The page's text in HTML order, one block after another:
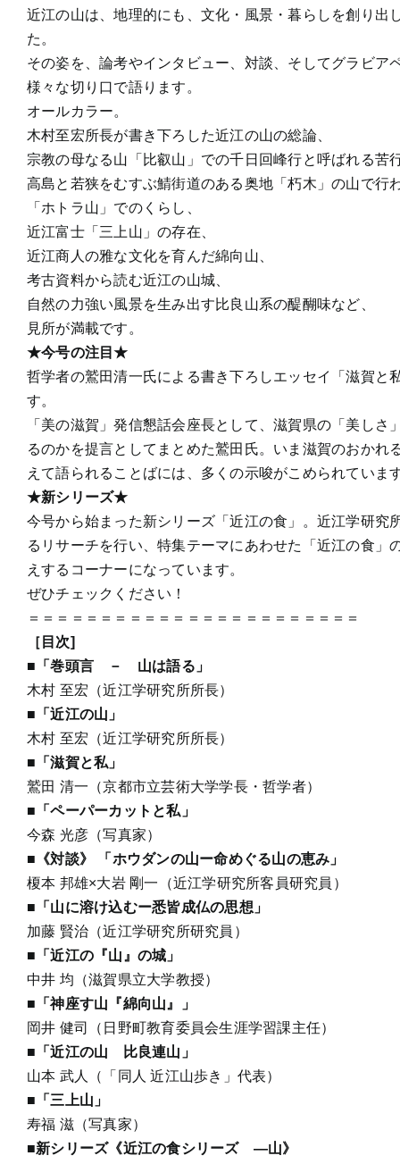
近江の山は、地理的にも、文化・風景・暮らしを創り出
た。
その姿を、論考やインタビュー、対談、そしてグラビア
様々な切り口で語ります。
オールカラー。
木村至宏所長が書き下ろした近江の山の総論、
宗教の母なる山「比叡山」での千日回峰行と呼ばれる苦
高島と若狭をむすぶ鯖街道のある奥地「朽木」の山で行
「ホトラ山」でのくらし、
近江富士「三上山」の存在、
近江商人の雅な文化を育んだ綿向山、
考古資料から読む近江の山城、
自然の力強い風景を生み出す比良山系の醍醐味など、
見所が満載です。
★今号の注目★
哲学者の鷲田清一氏による書き下ろしエッセイ「滋賀と
す。
「美の滋賀」発信懇話会座長として、滋賀県の「美しさ
るのかを提言としてまとめた鷲田氏。いま滋賀のおかれ
えて語られることばには、多くの示唆がこめられていま
★新シリーズ★
今号から始まった新シリーズ「近江の食」。近江学研究
るリサーチを行い、特集テーマにあわせた「近江の食」
えするコーナーになっています。
ぜひチェックください！
＝＝＝＝＝＝＝＝＝＝＝＝＝＝＝＝＝＝＝＝＝＝＝
［目次]
■「巻頭言 － 山は語る」
木村 至宏（近江学研究所所長）
■「近江の山」
木村 至宏（近江学研究所所長）
■「滋賀と私」
鷲田 清一（京都市立芸術大学学長・哲学者）
■「ペーパーカットと私」
今森 光彦（写真家）
■《対談》 「ホウダンの山ー命めぐる山の恵み」
榎本 邦雄×大岩 剛一（近江学研究所客員研究員）
■「山に溶け込むー悉皆成仏の思想」
加藤 賢治（近江学研究所研究員）
■「近江の『山』の城」
中井 均（滋賀県立大学教授）
■「神座す山『綿向山』」
岡井 健司（日野町教育委員会生涯学習課主任）
■「近江の山 比良連山」
山本 武人（「同人 近江山歩き」代表）
■「三上山」
寿福 滋（写真家）
■新シリーズ《近江の食シリーズ ―山》